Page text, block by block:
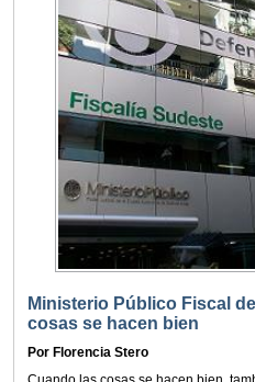
Ministerio Público Fiscal
cosas se hacen bien
Por Florencia Stero